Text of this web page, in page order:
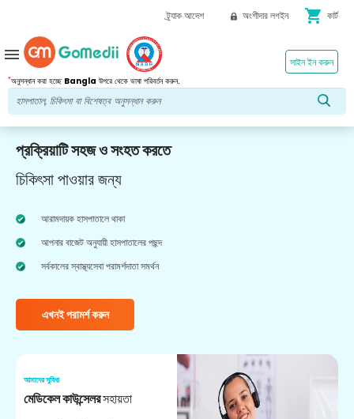
ট্র্যাক আদেশ অংশীদার লগইন shopping_cart কার্ট
*অনুসন্ধান করা হচ্ছে Bangla উপরে থেকে ভাষা পরিবর্তন করুন.
সাইন ইন করুন
menu
প্রক্রিয়াটি সহজ ও সংহত করতে
চিকিৎসা পাওয়ার জন্য
আরামদায়ক হাসপাতালে থাকা
আপনার বাজেট অনুযায়ী হাসপাতালের পছন্দ
সর্বকালের স্বাস্থ্যসেবা পরামর্শদাতা সমর্থন
এখনই পরামর্শ করুন
আমাদের সুবিধা
মেডিকেল কাউন্সেলরসহায়তা